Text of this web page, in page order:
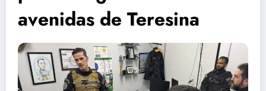
avenidas de Teresina